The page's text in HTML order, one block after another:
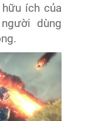
ích của
dùng